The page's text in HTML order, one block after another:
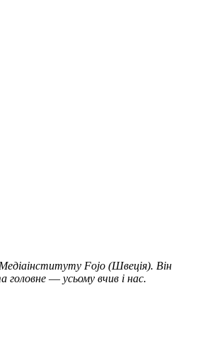
Fojo (Швеція). Він
головне ― усьому вчив і нас.